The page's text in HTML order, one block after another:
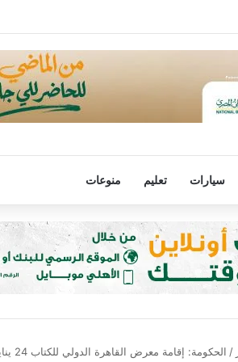
سيارات تعليم منوعات
/ الحكومة: إقامة معرض القاهرة الدولي للكتاب 24 يناير حتى 6 فبراير 2024